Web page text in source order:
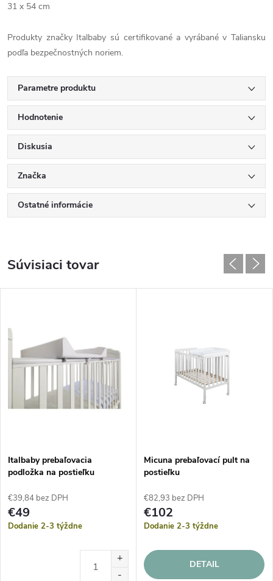
31 x 54 cm
Produkty značky Italbaby sú certifikované a vyrábané v Taliansku
podľa bezpečnostných noriem.
Parametre produktu
Hodnotenie
Diskusia
Značka
Ostatné informácie
Súvisiaci tovar
Italbaby prebaľovacia
podložka na postieľku
€39,84 bez DPH
€49
Dodanie 2-3 týždne
Micuna prebaľovací pult na
postieľku
€82,93 bez DPH
€102
Dodanie 2-3 týždne
DETAIL